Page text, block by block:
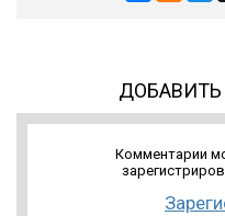
Комментарии